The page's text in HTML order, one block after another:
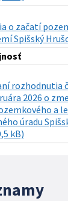
o začatí
Spišský
rozhodnutia
2026 o
a
úradu
kB)